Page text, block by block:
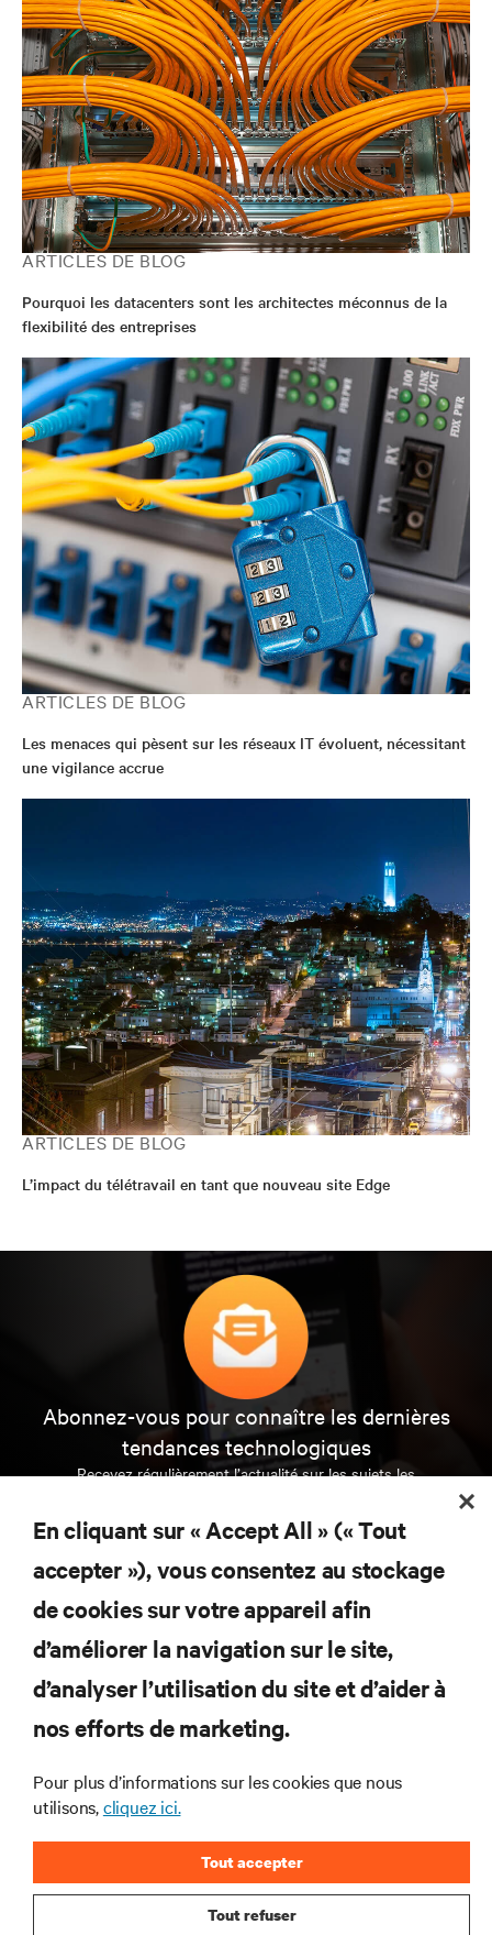
ARTICLES DE BLOG
Pourquoi les datacenters sont les architectes méconnus de la
flexibilité des entreprises
ARTICLES DE BLOG
Les menaces qui pèsent sur les réseaux IT évoluent, nécessitant
une vigilance accrue
ARTICLES DE BLOG
L’impact du télétravail en tant que nouveau site Edge
Abonnez-vous pour connaître les dernières
tendances technologiques
Recevez régulièrement l’actualité sur les sujets les
interventions et avis de nos experts sur la gestion,
l’alimentation et le refroidissement des data centers
et des infrastructures informatiques critiques.
S’INSCRIRE MAINTENANT
RESSOURCES
SOCIÉTÉ
En cliquant sur « Accept All » (« Tout
accepter »), vous consentez au stockage
de cookies sur votre appareil afin
d’améliorer la navigation sur le site,
d’analyser l’utilisation du site et d’aider à
nos efforts de marketing.
Pour plus d’informations sur les cookies que nous
utilisons,cliquez ici.
Tout refuser
Tout accepter